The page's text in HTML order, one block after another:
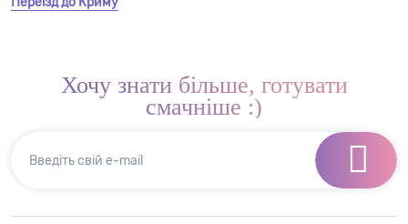
Хочу знати більше, готувати
смачніше :)